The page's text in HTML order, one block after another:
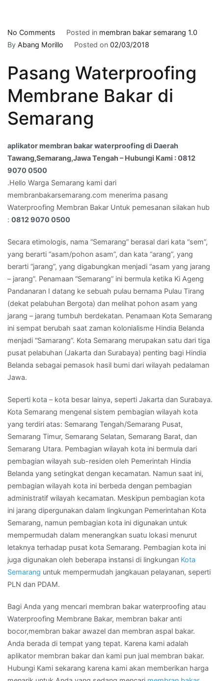
No Comments
aplikator
bakar
waterproofing
di
Tawang,Semarang,Jawa
–
Hubungi
:
0812
9070
0500
Posted in membran bakar semarang 1.0
By Abang Morillo Posted on 02/03/2018
Pasang Waterproofing
Membrane Bakar di
Semarang
aplikator membran bakar waterproofing di Daerah
Tawang,Semarang,Jawa Tengah – Hubungi Kami : 0812
9070 0500
.Hello Warga Semarang kami dari
membranbakarsemarang.com menerima pasang
Waterproofing Membran Bakar Untuk pemesanan silakan hub
: 0812 9070 0500
Secara etimologis, nama “Semarang” berasal dari kata “sem”,
yang berarti “asam/pohon asam”, dan kata “arang”, yang
berarti “jarang”, yang digabungkan menjadi “asam yang jarang
– jarang”. Penamaan “Semarang” ini bermula ketika Ki Ageng
Pandanaran I datang ke sebuah pulau bernama Pulau Tirang
(dekat pelabuhan Bergota) dan melihat pohon asam yang
jarang – jarang tumbuh berdekatan. Penamaan Kota Semarang
ini sempat berubah saat zaman kolonialisme Hindia Belanda
menjadi “Samarang”. Kota Semarang merupakan satu dari tiga
pusat pelabuhan (Jakarta dan Surabaya) penting bagi Hindia
Belanda sebagai pemasok hasil bumi dari wilayah pedalaman
Jawa.
Seperti kota – kota besar lainya, seperti Jakarta dan Surabaya.
Kota Semarang mengenal sistem pembagian wilayah kota
yang terdiri atas: Semarang Tengah/Semarang Pusat,
Semarang Timur, Semarang Selatan, Semarang Barat, dan
Semarang Utara. Pembagian wilayah kota ini bermula dari
pembagian wilayah sub-residen oleh Pemerintah Hindia
Belanda yang setingkat dengan kecamatan. Namun saat ini,
pembagian wilayah kota ini berbeda dengan pembagian
administratif wilayah kecamatan. Meskipun pembagian kota
ini jarang dipergunakan dalam lingkungan Pemerintahan Kota
Semarang, namun pembagian kota ini digunakan untuk
mempermudah dalam menerangkan suatu lokasi menurut
letaknya terhadap pusat kota Semarang. Pembagian kota ini
juga digunakan oleh beberapa instansi di lingkungan Kota
Semarang untuk mempermudah jangkauan pelayanan, seperti
PLN dan PDAM.
Bagi Anda yang mencari membran bakar waterproofing atau
Waterproofing Membrane Bakar, membran bakar anti
bocor,membran bakar awazel dan membran aspal bakar.
Anda berada di tempat yang tepat. Karena kami adalah
aplikator membran bakar dan kami pun jual membran bakar.
Hubungi Kami sekarang karena kami akan memberikan harga